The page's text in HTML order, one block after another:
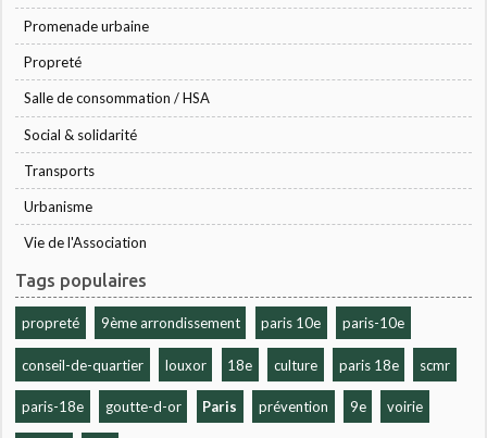
Promenade urbaine
Propreté
Salle de consommation / HSA
Social & solidarité
Transports
Urbanisme
Vie de l'Association
Tags populaires
propreté 9ème arrondissement paris 10e paris-10e
conseil-de-quartier louxor 18e culture paris 18e scmr
paris-18e goutte-d-or Paris prévention 9e voirie